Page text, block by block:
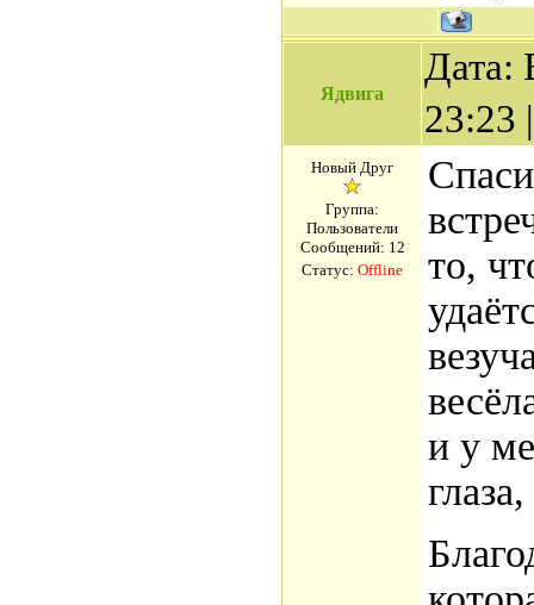
Ядвига
Дата:
23:23
Новый Друг
Группа:
Пользователи
Сообщений: 12
Статус: Offline
то,
и у